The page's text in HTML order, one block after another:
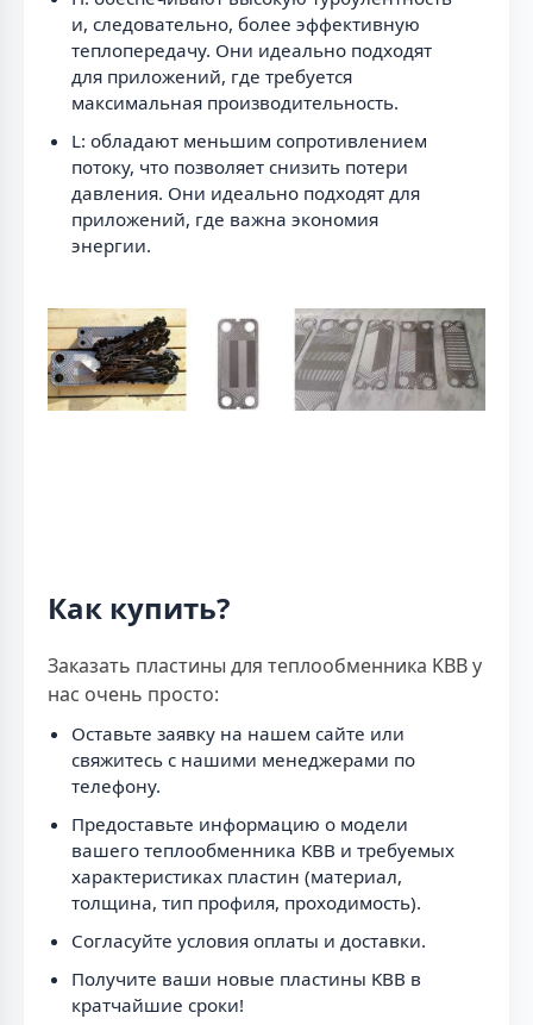
и, следовательно, более эффективную
теплопередачу. Они идеально подходят
для приложений, где требуется
максимальная производительность.
L: обладают меньшим сопротивлением
потоку, что позволяет снизить потери
давления. Они идеально подходят для
приложений, где важна экономия
энергии.
Как купить?
Заказать пластины для теплообменника KBB у
нас очень просто:
Оставьте заявку на нашем сайте или
свяжитесь с нашими менеджерами по
телефону.
Предоставьте информацию о модели
вашего теплообменника KBB и требуемых
характеристиках пластин (материал,
толщина, тип профиля, проходимость).
Согласуйте условия оплаты и доставки.
Получите ваши новые пластины KBB в
кратчайшие сроки!